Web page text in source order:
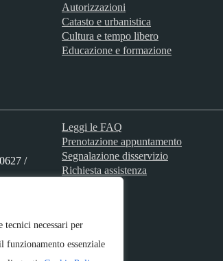
tecnici necessari per
funzionamento essenziale
Autorizzazioni
Catasto e urbanistica
Cultura e tempo libero
Educazione e formazione
/
Leggi le FAQ
Prenotazione appuntamento
Segnalazione disservizio
Richiesta assistenza